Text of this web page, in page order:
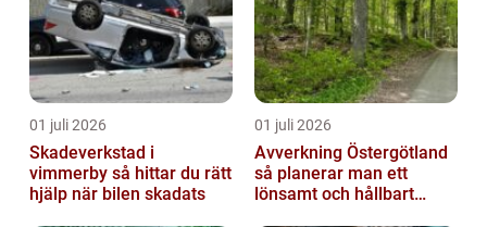
01 juli 2026
Skadeverkstad i
vimmerby så hittar du rätt
hjälp när bilen skadats
01 juli 2026
Avverkning Östergötland
så planerar man ett
lönsamt och hållbart